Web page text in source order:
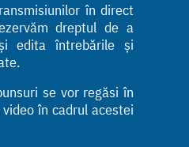
în direct
dreptul de a
edita întrebările și
se vor regăsi în
în cadrul acestei